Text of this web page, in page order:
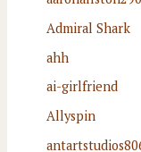
Admiral Shark
ahh
ai-girlfriend
Allyspin